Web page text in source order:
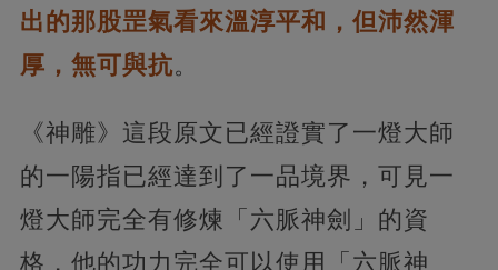
出的那股罡氣看來溫淳平和，但沛然渾
厚，無可與抗。
《神雕》這段原文已經證實了一燈大師
的一陽指已經達到了一品境界，可見一
燈大師完全有修煉「六脈神劍」的資
格，他的功力完全可以使用「六脈神